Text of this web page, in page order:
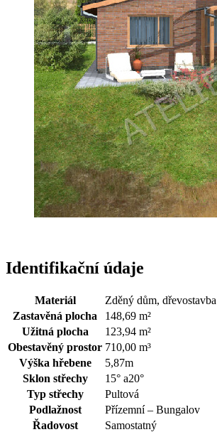
Identifikační údaje
Materiál
Zděný dům, dřevostavba
Zastavěná plocha
148,69 m²
Užitná plocha
123,94 m²
Obestavěný prostor 710,00 m³
Výška hřebene
5,87m
Sklon střechy
15° a20°
Typ střechy
Pultová
Podlažnost
Přízemní – Bungalov
Řadovost
Samostatný